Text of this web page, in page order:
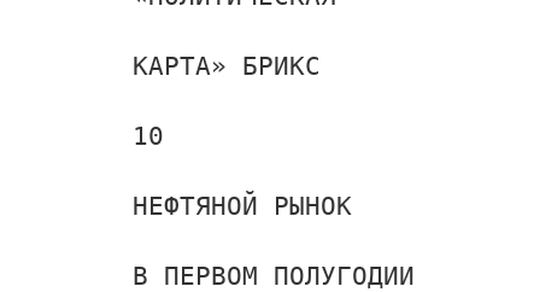
КАРТА» БРИКС
10
НЕФТЯНОЙ РЫНОК
В ПЕРВОМ ПОЛУГОДИИ